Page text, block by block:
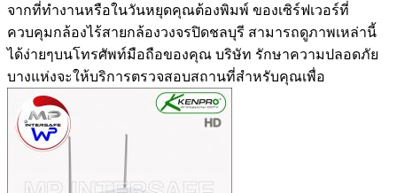
จากที่ทำงานหรือในวันหยุดคุณต้องพิมพ์ ของเซิร์ฟเวอร์ที่
ควบคุมกล้องไร้สายกล้องวงจรปิดชลบุรี สามารถดูภาพเหล่านี้
ได้ง่ายๆบนโทรศัพท์มือถือของคุณ บริษัท รักษาความปลอดภัย
บางแห่งจะให้บริการตรวจสอบสถานที่สำหรับคุณเพื่อ